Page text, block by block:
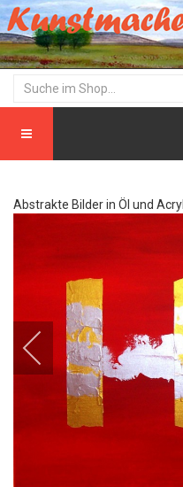
Abstrakte Bilder in Öl und Acryl.